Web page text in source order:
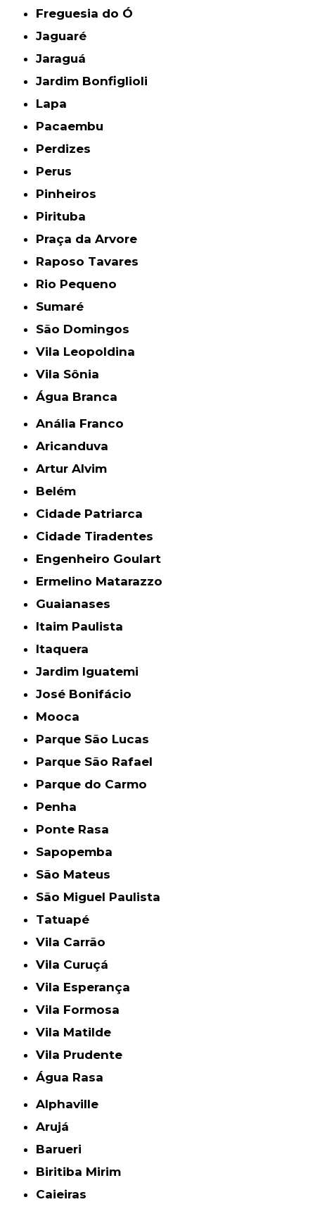
Freguesia do Ó
Jaguaré
Jaraguá
Jardim Bonfiglioli
Lapa
Pacaembu
Perdizes
Perus
Pinheiros
Pirituba
Praça da Arvore
Raposo Tavares
Rio Pequeno
Sumaré
São Domingos
Vila Leopoldina
Vila Sônia
Água Branca
Anália Franco
Aricanduva
Artur Alvim
Belém
Cidade Patriarca
Cidade Tiradentes
Engenheiro Goulart
Ermelino Matarazzo
Guaianases
Itaim Paulista
Itaquera
Jardim Iguatemi
José Bonifácio
Mooca
Parque São Lucas
Parque São Rafael
Parque do Carmo
Penha
Ponte Rasa
Sapopemba
São Mateus
São Miguel Paulista
Tatuapé
Vila Carrão
Vila Curuçá
Vila Esperança
Vila Formosa
Vila Matilde
Vila Prudente
Água Rasa
Alphaville
Arujá
Barueri
Biritiba Mirim
Caieiras